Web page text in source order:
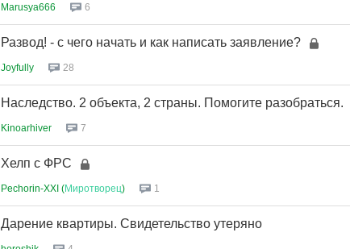
Marusya666 6
Развод! - с чего начать и как написать заявление?
Joyfully 28
Наследство. 2 объекта, 2 страны. Помогите разобраться.
Kinoarhiver 7
Хелп с ФРС
Pechorin-XXI (Миротворец) 1
Дарение квартиры. Свидетельство утеряно